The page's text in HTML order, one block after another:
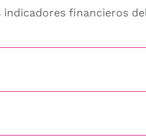
financieros del